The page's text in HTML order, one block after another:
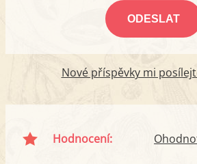
Nové příspěvky mi
Hodnocení: